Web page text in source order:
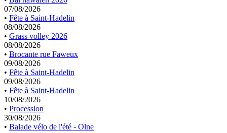
07/08/2026
• Fête à Saint-Hadelin
08/08/2026
• Grass volley 2026
08/08/2026
• Brocante rue Faweux
09/08/2026
• Fête à Saint-Hadelin
09/08/2026
• Fête à Saint-Hadelin
10/08/2026
• Procession
30/08/2026
• Balade vélo de l'été - Olne